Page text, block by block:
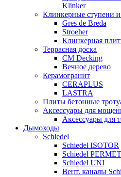
Klinker
Клинкерные ступени и
Gres de Breda
Stroeher
Клинкерная
Террасная доска
CM Decking
Вечное дерево
Керамогранит
CERAPLUS
LASTRA
Плиты бетонные
Аксессуары для
Аксессуары для
Дымоходы
Schiedel
Schiedel ISOTOR
Schiedel
Schiedel UNI
Вент. каналы